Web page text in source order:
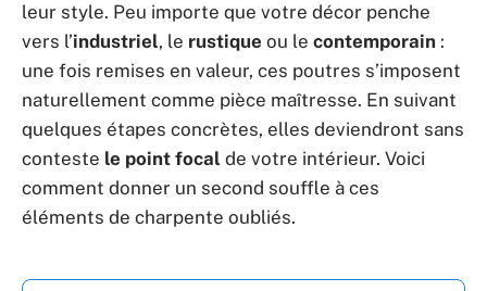
leur style. Peu importe que votre décor penche
vers l’industriel, le rustique ou le contemporain :
une fois remises en valeur, ces poutres s’imposent
naturellement comme pièce maîtresse. En suivant
quelques étapes concrètes, elles deviendront sans
conteste le point focal de votre intérieur. Voici
comment donner un second souffle à ces
éléments de charpente oubliés.